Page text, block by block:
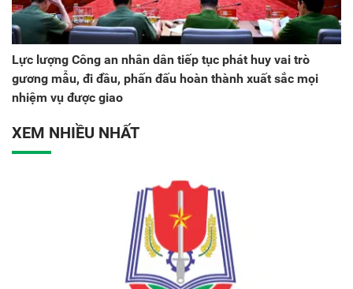
Lực lượng Công an nhân dân tiếp tục phát huy vai trò
gương mẫu, đi đầu, phấn đấu hoàn thành xuất sắc mọi
nhiệm vụ được giao
XEM NHIỀU NHẤT